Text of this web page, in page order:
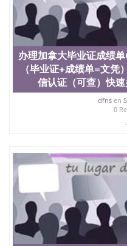
办理加拿大毕业证成绩
（毕业证+成绩单=文
信认证（可查）快
dfnsen
0